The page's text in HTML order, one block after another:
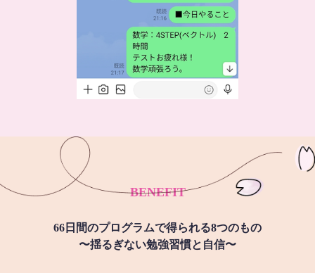
BENEFIT
66日間のプログラムで得られる8つのもの
〜揺るぎない勉強習慣と自信〜